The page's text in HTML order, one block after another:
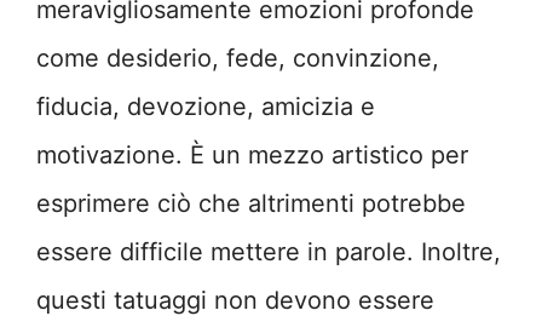
meravigliosamente emozioni profonde
come desiderio, fede, convinzione,
fiducia, devozione, amicizia e
motivazione. È un mezzo artistico per
esprimere ciò che altrimenti potrebbe
essere difficile mettere in parole. Inoltre,
questi tatuaggi non devono essere